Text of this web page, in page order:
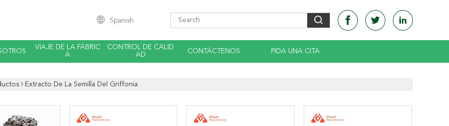
Spanish
VIAJE DE LA FÁBRIC
A
CONTROL DE CALID
AD
CONTÁCTENOS PIDA UNA CITA
Extracto De La Semilla Del Griffonia